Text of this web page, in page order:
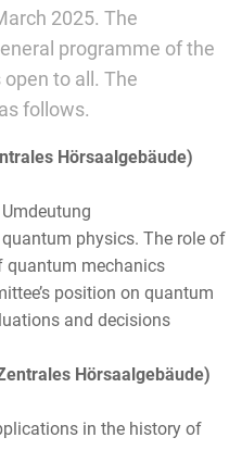
2025. The
programme of the
open to all. The
follows.
Hörsaalgebäude)
physics. The role of
quantum mechanics
position on quantum
and decisions
Hörsaalgebäude)
in the history of